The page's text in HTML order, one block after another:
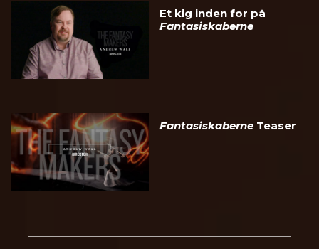
Et kig inden for på
Fantasiskaberne
Fantasiskaberne Teaser